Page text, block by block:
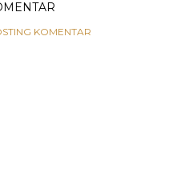
KOMENTAR